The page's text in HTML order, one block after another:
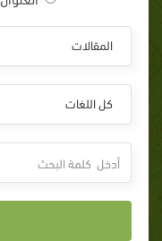
المقالات
كل اللغات